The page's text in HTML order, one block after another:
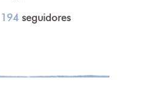
194 seguidores